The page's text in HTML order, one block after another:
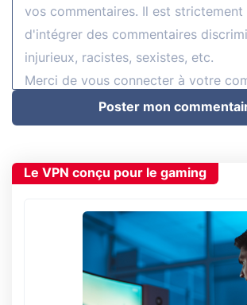
Poster mon
Le VPN conçu pour le gaming